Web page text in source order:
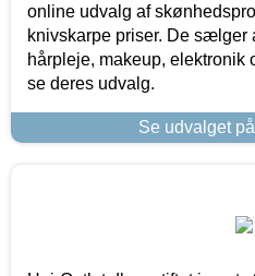
online udvalg af
knivskarpe priser. De sælger
hårpleje, makeup, elektronik
se deres udvalg.
Se udvalget